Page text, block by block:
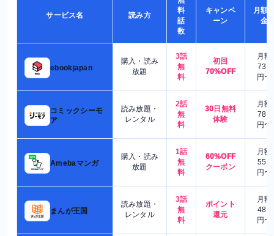
サービス名 読み方
料
話
数
キャンペ
ーン
月額
金
ebookjapan
購入・読み
放題
3話
無
料
初回
70%OFF
月額
730
円〜
コミックシーモ
ア
読み放題・
レンタル
2話
無
料
30日無料
体験
月額
780
円〜
Amebaマンガ
購入・読み
放題
1話
無
料
60%OFF
クーポン
月額
550
円〜
まんが王国
読み放題・
レンタル
3話
無
料
ポイント
還元
月額
480
円〜